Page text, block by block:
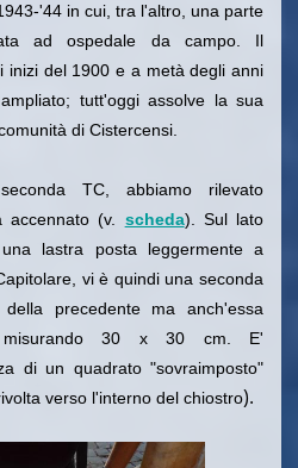
'44 in cui, tra l'altro, una parte
ad ospedale da campo. Il
inizi del 1900 e a metà degli anni
tutt'oggi assolve la sua
di Cistercensi.
TC, abbiamo rilevato
(v. scheda). Sul lato
lastra posta leggermente a
vi è quindi una seconda
precedente ma anch'essa
misurando 30 x 30 cm. E'
di un quadrato "sovraimposto"
verso l'interno del chiostro).